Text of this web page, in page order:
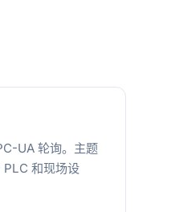
UA 轮询。主题
PLC 和现场设